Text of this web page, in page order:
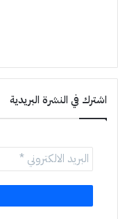
اشترك في النشرة البريدية